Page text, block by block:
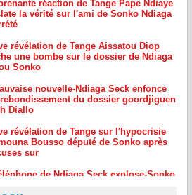
révélation de Tange Aissatou Diop
une bombe sur le dossier de Ndiaga
nouvelle-Ndiaga Seck enfonce
du dossier goordjiguen
révélation de Tange sur l'hypocrisie
Bousso député de Sonko après
de Ndiaga Seck explose-Sonko
Cheikh Diallo& cie-Pape Ndiaye-